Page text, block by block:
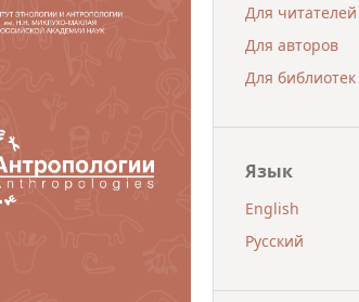
Для читателей
Для авторов
Для библиотек
Язык
English
Русский